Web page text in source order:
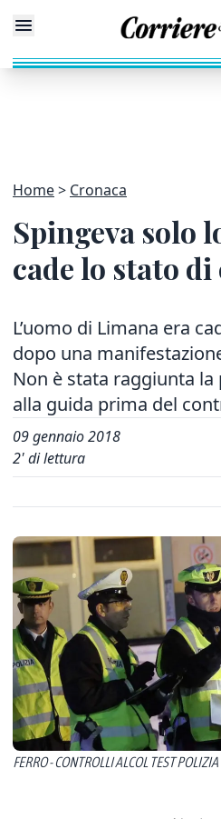
Home Cronaca
Spingeva solo
cade lo stato di
L’uomo di Limana era
dopo una
Non è stata raggiunta la
alla guida prima del
09 gennaio 2018
2' di lettura
FERRO - CONTROLLI ALCOL TEST POLIZIA